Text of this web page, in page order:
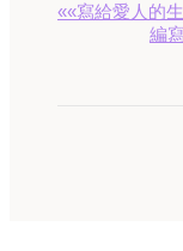
««寫給愛人的
編